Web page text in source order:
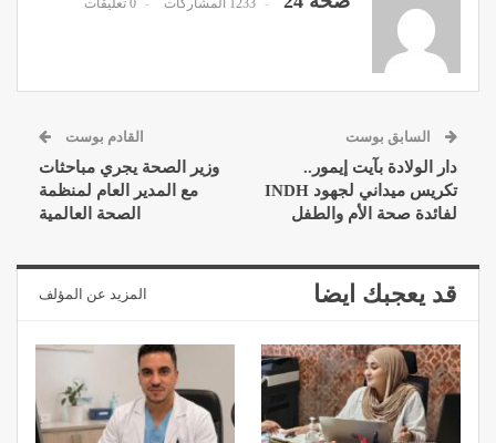
1233 المشاركات 0 تعليقات
السابق بوست
دار الولادة بآيت إيمور..
تكريس ميداني لجهود INDH
لفائدة صحة الأم والطفل
القادم بوست
وزير الصحة يجري مباحثات
مع المدير العام لمنظمة
الصحة العالمية
قد يعجبك ايضا المزيد عن المؤلف